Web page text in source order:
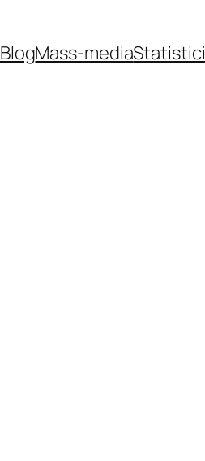
BlogMass-mediaStatistici